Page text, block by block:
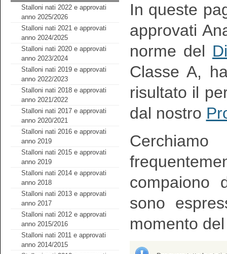
Stalloni nati 2022 e approvati
anno 2025/2026
Stalloni nati 2021 e approvati
anno 2024/2025
Stalloni nati 2020 e approvati
anno 2023/2024
Stalloni nati 2019 e approvati
anno 2022/2023
Stalloni nati 2018 e approvati
anno 2021/2022
Stalloni nati 2017 e approvati
anno 2020/2021
Stalloni nati 2016 e approvati
anno 2019
Stalloni nati 2015 e approvati
anno 2019
Stalloni nati 2014 e approvati
anno 2018
Stalloni nati 2013 e approvati
anno 2017
Stalloni nati 2012 e approvati
anno 2015/2016
Stalloni nati 2011 e approvati
anno 2014/2015
In queste
approvati
norme del
Classe A,
risultato il
dal nostro
compaiono
sono
momento